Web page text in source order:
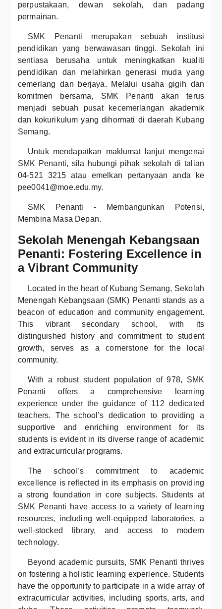
perpustakaan, dewan sekolah, dan padang
permainan.
SMK Penanti merupakan sebuah institusi
pendidikan yang berwawasan tinggi. Sekolah ini
sentiasa berusaha untuk meningkatkan kualiti
pendidikan dan melahirkan generasi muda yang
cemerlang dan berjaya. Melalui usaha gigih dan
komitmen bersama, SMK Penanti akan terus
menjadi sebuah pusat kecemerlangan akademik
dan kokurikulum yang dihormati di daerah Kubang
Semang.
Untuk mendapatkan maklumat lanjut mengenai
SMK Penanti, sila hubungi pihak sekolah di talian
04-521 3215 atau emelkan pertanyaan anda ke
pee0041@moe.edu.my.
SMK Penanti - Membangunkan Potensi,
Membina Masa Depan.
Sekolah Menengah Kebangsaan
Penanti: Fostering Excellence in
a Vibrant Community
Located in the heart of Kubang Semang, Sekolah
Menengah Kebangsaan (SMK) Penanti stands as a
beacon of education and community engagement.
This vibrant secondary school, with its
distinguished history and commitment to student
growth, serves as a cornerstone for the local
community.
With a robust student population of 978, SMK
Penanti offers a comprehensive learning
experience under the guidance of 112 dedicated
teachers. The school’s dedication to providing a
supportive and enriching environment for its
students is evident in its diverse range of academic
and extracurricular programs.
The school’s commitment to academic
excellence is reflected in its emphasis on providing
a strong foundation in core subjects. Students at
SMK Penanti have access to a variety of learning
resources, including well-equipped laboratories, a
well-stocked library, and access to modern
technology.
Beyond academic pursuits, SMK Penanti thrives
on fostering a holistic learning experience. Students
have the opportunity to participate in a wide array of
extracurricular activities, including sports, arts, and